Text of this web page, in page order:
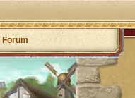
Forum